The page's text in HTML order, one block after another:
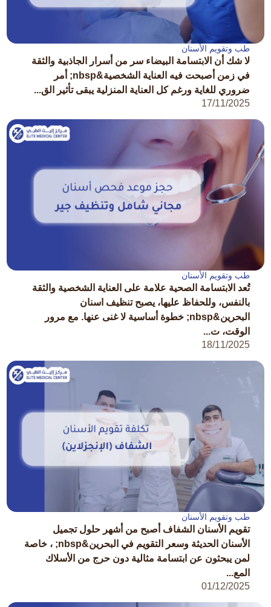
طب وتقويم الأسنان
لا شك أن الابتسامة البيضاء سر من أسرار الجاذبية والثقة
في زمن أصبحت فيه العناية الشخصية&nbsp; أمر
ضروري للغاية ورغم كل العناية المنزلية يبقى تأثير الق...
17/11/2025
طب وتقويم الأسنان
تُعد الابتسامة الصحية علامة على العناية الشخصية والثقة
بالنفس، وللحفاظ عليها، يصبح تنظيف اسنان
البحرين&nbsp; خطوة أساسية لا غنى عنها. مع مرور
الوقت، ت...
18/11/2025
طب وتقويم الأسنان
تقويم الأسنان الشفاف أصبح من أشهر حلول تجميل
الأسنان الحديثة وسعر التقويم في البحرين&nbsp; ، خاصة
لمن يبحثون عن ابتسامة مثالية دون حرج من الأسلاك
المع...
01/12/2025